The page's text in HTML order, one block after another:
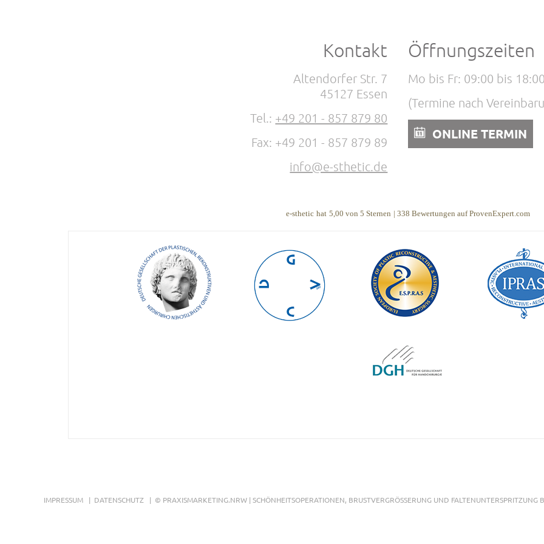
Kontakt
Altendorfer Str. 7
45127 Essen
Tel.: +49 201 - 857 879 80
Fax: +49 201 - 857 879 89
info@e-sthetic.de
Öffnungszeiten
Mo bis Fr: 09:00 bis 18:00
(Termine nach
ONLINE TERMIN
e-sthetic hat 5,00 von 5 Sternen | 338 Bewertungen auf ProvenExpert.com
IMPRESSUM | DATENSCHUTZ | © PRAXISMARKETING.NRW | SCHÖNHEITSOPERATIONEN, BRUSTVERGRÖSSERUNG UND FALTENUNTERSPRITZUNG